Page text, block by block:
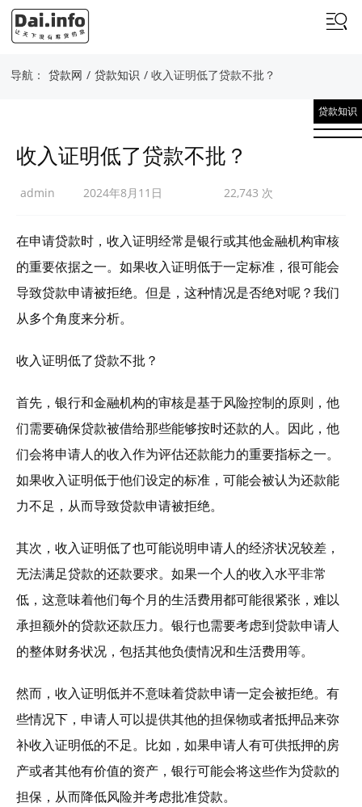
导航： 贷款网 / 贷款知识 / 收入证明低了贷款不批？
贷款知识
收入证明低了贷款不批？
admin 2024年8月11日 22,743 次
在申请贷款时，收入证明经常是银行或其他金融机构审核
的重要依据之一。如果收入证明低于一定标准，很可能会
导致贷款申请被拒绝。但是，这种情况是否绝对呢？我们
从多个角度来分析。
收入证明低了贷款不批？
首先，银行和金融机构的审核是基于风险控制的原则，他
们需要确保贷款被借给那些能够按时还款的人。因此，他
们会将申请人的收入作为评估还款能力的重要指标之一。
如果收入证明低于他们设定的标准，可能会被认为还款能
力不足，从而导致贷款申请被拒绝。
其次，收入证明低了也可能说明申请人的经济状况较差，
无法满足贷款的还款要求。如果一个人的收入水平非常
低，这意味着他们每个月的生活费用都可能很紧张，难以
承担额外的贷款还款压力。银行也需要考虑到贷款申请人
的整体财务状况，包括其他负债情况和生活费用等。
然而，收入证明低并不意味着贷款申请一定会被拒绝。有
些情况下，申请人可以提供其他的担保物或者抵押品来弥
补收入证明低的不足。比如，如果申请人有可供抵押的房
产或者其他有价值的资产，银行可能会将这些作为贷款的
担保，从而降低风险并考虑批准贷款。